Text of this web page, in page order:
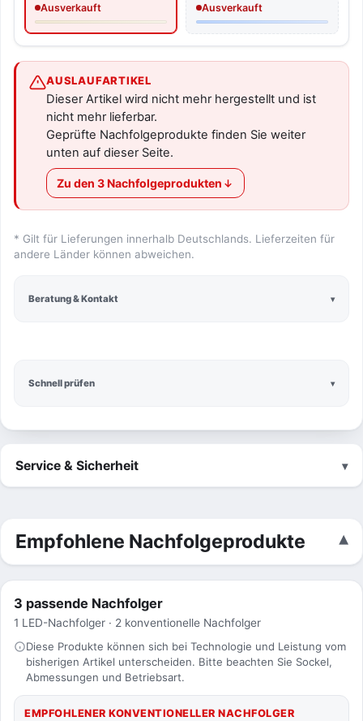
Ausverkauft
Ausverkauft
Schnell prüfen
AUSLAUFARTIKEL
Dieser Artikel wird nicht mehr hergestellt und ist
nicht mehr lieferbar.
Geprüfte Nachfolgeprodukte finden Sie weiter
unten auf dieser Seite.
Zu den 3 Nachfolgeprodukten
* Gilt für Lieferungen innerhalb Deutschlands. Lieferzeiten für
andere Länder können abweichen.
Beratung & Kontakt
Service & Sicherheit
Empfohlene Nachfolgeprodukte
3 passende Nachfolger
1 LED-Nachfolger · 2 konventionelle Nachfolger
Diese Produkte können sich bei Technologie und Leistung vom
bisherigen Artikel unterscheiden. Bitte beachten Sie Sockel,
Abmessungen und Betriebsart.
EMPFOHLENER KONVENTIONELLER NACHFOLGER